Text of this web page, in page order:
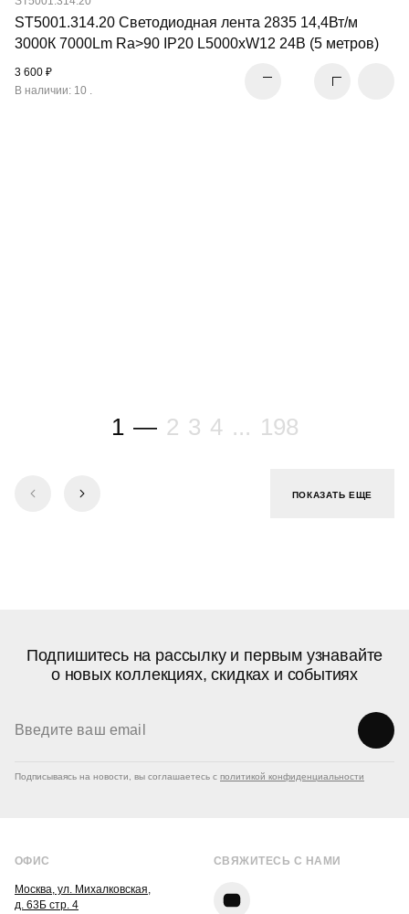
ST5001.314.20 Светодиодная лента 2835 14,4Вт/м
3000К 7000Lm Ra>90 IP20 L5000xW12 24В (5 метров)
3 600 ₽
В наличии: 10 .
1 — 2 3 4 ... 198
ПОКАЗАТЬ ЕЩЕ
Подпишитесь на рассылку и первым узнавайте
о новых коллекциях, скидках и событиях
Подписываясь на новости, вы соглашаетесь с политикой конфиденциальности
ОФИС
Москва, ул. Михалковская,
д. 63Б стр. 4
СВЯЖИТЕСЬ С НАМИ